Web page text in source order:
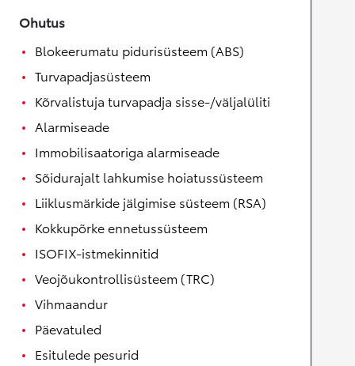
Ohutus
Blokeerumatu pidurisüsteem (ABS)
Turvapadjasüsteem
Kõrvalistuja turvapadja sisse-/väljalüliti
Alarmiseade
Immobilisaatoriga alarmiseade
Sõidurajalt lahkumise hoiatussüsteem
Liiklusmärkide jälgimise süsteem (RSA)
Kokkupõrke ennetussüsteem
ISOFIX-istmekinnitid
Veojõukontrollisüsteem (TRC)
Vihmaandur
Päevatuled
Esitulede pesurid